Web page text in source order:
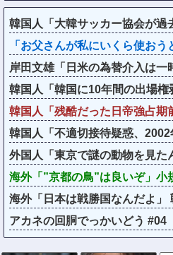
韓国人「大韓サッカー協会が過
「お父さんが私にいくら使お
岸田文雄「日米の為替介入は一
韓国人「韓国に10年間の出場権
韓国人「残酷だった日帝強占期
韓国人「不適切接待疑惑、
外国人「東京で謎の動物を見た
海外「”京都の鳥”は良いぞ」小
海外「日本は戦勝国なんだよ」
アカネの回胴でっかいどう #04